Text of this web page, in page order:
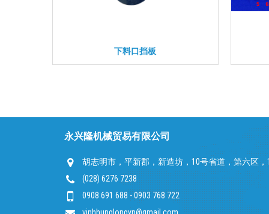
下料口挡板
永兴隆机械贸易有限公司
胡志明市，平新郡，新造坊，10号省道，第六区，
(028) 6276 7238
0908 691 688 - 0903 768 722
vinhhunglongvn@gmail.com